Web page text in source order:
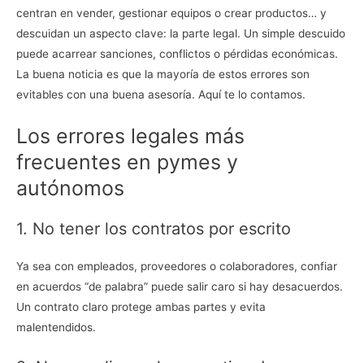
centran en vender, gestionar equipos o crear productos… y
descuidan un aspecto clave: la parte legal. Un simple descuido
puede acarrear sanciones, conflictos o pérdidas económicas.
La buena noticia es que la mayoría de estos errores son
evitables con una buena asesoría. Aquí te lo contamos.
Los errores legales más
frecuentes en pymes y
autónomos
1. No tener los contratos por escrito
Ya sea con empleados, proveedores o colaboradores, confiar
en acuerdos “de palabra” puede salir caro si hay desacuerdos.
Un contrato claro protege ambas partes y evita
malentendidos.